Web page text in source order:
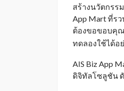
สร้างนวัตกรร
App Mart ที่ร
ต้องขอขอบคุณ
ทดลองใช้ได้อ
AIS Biz App
ดิจิทัลโซลูชัน